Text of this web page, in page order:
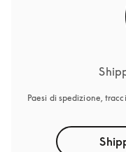
Paesi di spedizione,